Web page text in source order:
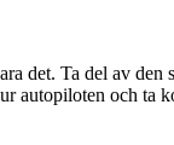
det. Ta del av
autopiloten och